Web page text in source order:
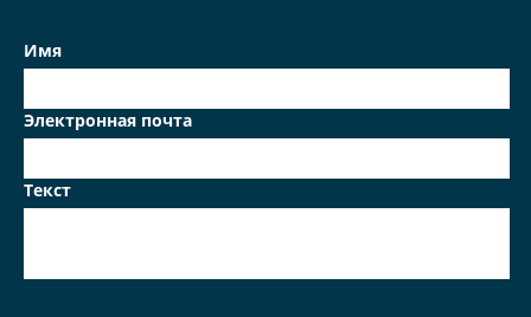
Имя
Электронная почта
Текст